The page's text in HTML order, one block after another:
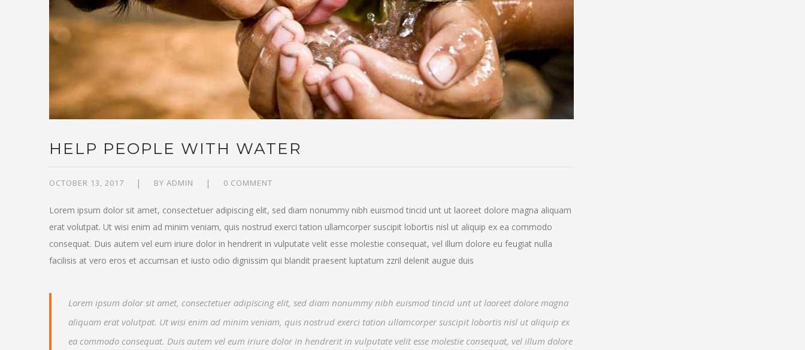
HELP PEOPLE WITH WATER
OCTOBER 13, 2017 BY ADMIN 0 COMMENT
Lorem ipsum dolor sit amet, consectetuer adipiscing elit, sed diam nonummy nibh euismod tincid unt ut laoreet dolore magna aliquam
erat volutpat. Ut wisi enim ad minim veniam, quis nostrud exerci tation ullamcorper suscipit lobortis nisl ut aliquip ex ea commodo
consequat. Duis autem vel eum iriure dolor in hendrerit in vulputate velit esse molestie consequat, vel illum dolore eu feugiat nulla
facilisis at vero eros et accumsan et iusto odio dignissim qui blandit praesent luptatum zzril delenit augue duis
Lorem ipsum dolor sit amet, consectetuer adipiscing elit, sed diam nonummy nibh euismod tincid unt ut laoreet dolore magna
aliquam erat volutpat. Ut wisi enim ad minim veniam, quis nostrud exerci tation ullamcorper suscipit lobortis nisl ut aliquip ex
ea commodo consequat. Duis autem vel eum iriure dolor in hendrerit in vulputate velit esse molestie consequat, vel illum dolore